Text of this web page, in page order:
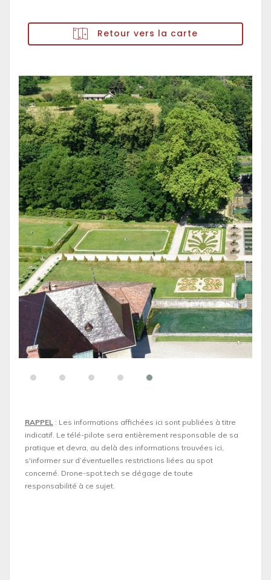
Retour vers la carte
RAPPEL : Les informations affichées ici sont publiées à titre
indicatif. Le télé-pilote sera entièrement responsable de sa
pratique et devra, au delà des informations trouvées ici,
s'informer sur d’éventuelles restrictions liées au spot
concerné. Drone-spot.tech se dégage de toute
responsabilité à ce sujet.